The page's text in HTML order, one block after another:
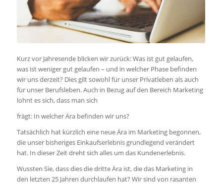
Kurz vor Jahresende blicken wir zurück: Was ist gut gelaufen,
was ist weniger gut gelaufen – und in welcher Phase befinden
wir uns derzeit? Dies gilt sowohl für unser Privatleben als auch
für unser Berufsleben. Auch in Bezug auf den Bereich Marketing
lohnt es sich, dass man sich
frägt: In welcher Ära befinden wir uns?
Tatsächlich hat kürzlich eine neue Ära im Marketing begonnen,
die unser bisheriges Einkaufserlebnis grundlegend verändert
hat. In dieser Zeit dreht sich alles um das Kundenerlebnis.
Wussten Sie, dass dies die dritte Ära ist, die das Marketing in
den letzten 25 Jahren durchlaufen hat? Wir sind von rasanten